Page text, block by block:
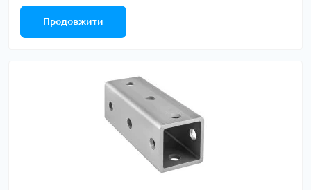
Продовжити